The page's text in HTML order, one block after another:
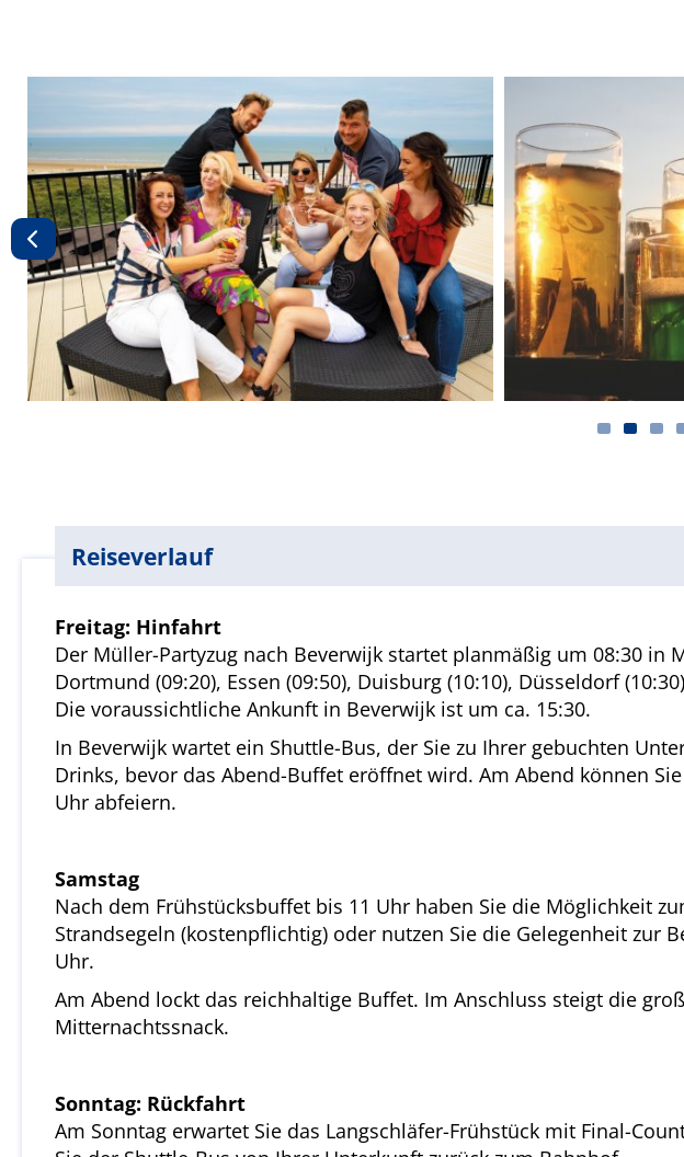
Reiseverlauf
Freitag: Hinfahrt
Der Müller-Partyzug nach Beverwijk startet planmäßig um 08:30 in
Dortmund (09:20), Essen (09:50), Duisburg (10:10), Düsseldorf
Die voraussichtliche Ankunft in Beverwijk ist um ca. 15:30.
In Beverwijk wartet ein Shuttle-Bus, der Sie zu Ihrer gebuchten
Drinks, bevor das Abend-Buffet eröffnet wird. Am Abend können
Uhr abfeiern.
Samstag
Nach dem Frühstücksbuffet bis 11 Uhr haben Sie die Möglichkeit
Strandsegeln (kostenpflichtig) oder nutzen Sie die Gelegenheit zur
Uhr.
Am Abend lockt das reichhaltige Buffet. Im Anschluss steigt die
Mitternachtssnack.
Sonntag: Rückfahrt
Am Sonntag erwartet Sie das Langschläfer-Frühstück mit Final-